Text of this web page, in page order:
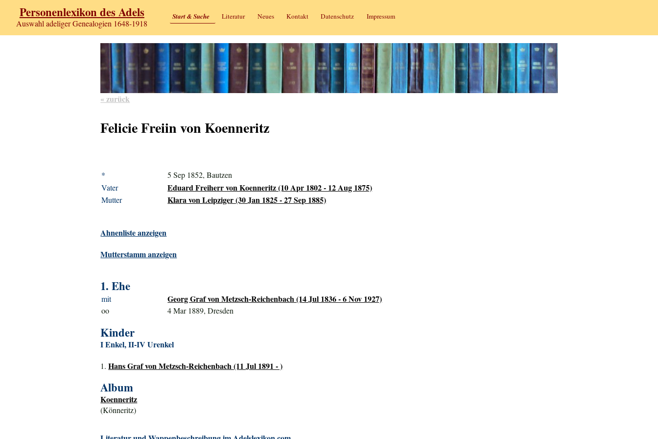
Personenlexikon des Adels
Auswahl adeliger Genealogien 1648-1918
Start & Suche Literatur Neues Kontakt Datenschutz Impressum
« zurück
Felicie Freiin von Koenneritz
*
5 Sep 1852, Bautzen
Vater
Eduard Freiherr von Koenneritz (10 Apr 1802 - 12 Aug 1875)
Mutter Klara von Leipziger (30 Jan 1825 - 27 Sep 1885)
Ahnenliste anzeigen
Mutterstamm anzeigen
1. Ehe
mit Georg Graf von Metzsch-Reichenbach (14 Jul 1836 - 6 Nov 1927)
oo 4 Mar 1889, Dresden
Kinder
I Enkel, II-IV Urenkel
1.Hans Graf von Metzsch-Reichenbach (11 Jul 1891 - )
Album
Koenneritz
(Könneritz)